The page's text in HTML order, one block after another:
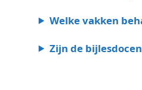
Welke vakken
Zijn de